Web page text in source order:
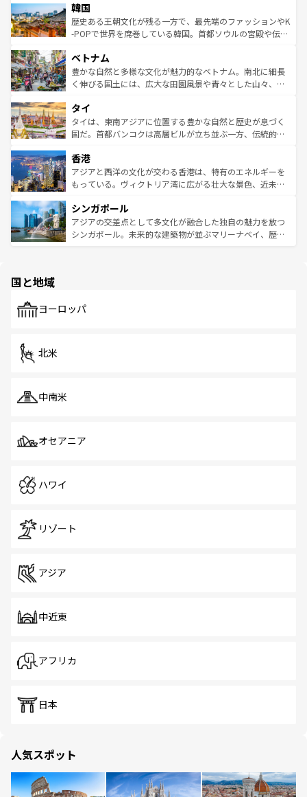
ワイを、存分に味わってほしい。 なお、新着のハワイ情報
はコンテンツ一覧を参照してほしい。
いる。アクティビティも充実しており、サーフィンやダイ
ビング、ハイキングなど、アウトドア好きにはたまらな
い。オーストラリアの多彩な魅力を存分に味わいつくそ
参照してほしい。
ン）、静ひつな山岳地帯である台湾東部など、都市の喧騒
と山間の静けさが共存しており、訪れる人に新しい発見と
驚きをもたらしてくれる。また、奥深い台湾の食文化も魅
容にもいいと評判のスイーツなど、バラエティ豊かな料理
が味わえる。 なお、新着の台湾情報は コンテンツ一覧を参
照してほしい。
韓国
歴史ある王朝文化が残る一方で、最先端のファッションやK
-POPで世界を席巻している韓国。首都ソウルの宮殿や伝統
き、地方に足を延ばせば四季折々の自然美を楽しむことが
できる。そして、キムチや焼肉、絶品のストリートフード
まで、さまざまな韓国料理が待っている。夜には、韓国な
リティに包まれながら、韓国の多彩な魅力を心ゆくまで味
わってみてほしい。 なお、新着の韓国情報はコンテンツ一
覧を参照してほしい。
ベトナム
豊かな自然と多様な文化が魅力的なベトナム。南北に細長
く伸びる国土には、広大な田園風景や青々とした山々、世
急速な発展と共に伝統が息づく。ハノイの古い町並みやホ
ーチミン市のフランス統治時代の建物も、独特の雰囲気を
醸し出している。また、バラエティの豊かさとおいしさで
とつ。フォーやバインミー、ベトナムコーヒーなどは、ぜ
ひ現地で味わいたい。どの地域を訪れてもあたたかい人々
が旅行者を迎えてくれるので、きっと忘れられない旅にな
参照してほしい。
タイ
タイは、東南アジアに位置する豊かな自然と歴史が息づく
国だ。首都バンコクは高層ビルが立ち並ぶ一方、伝統的な
の活気が交差している。北部ではチェンマイなどの山岳地
帯で自然と触れ合い、南部ではプーケットやクラビの美し
いビーチでリゾート気分を楽しむことができる。タイ料理
激する。気候は一年中温暖で、どの季節にも異なる楽しみ
が待っている。親しみやすいタイの人々、仏教を中心とし
た文化、そして多様な観光資源が、訪れる旅人を魅了し続
香港
アジアと西洋の文化が交わる香港は、特有のエネルギーを
もっている。ヴィクトリア湾に広がる壮大な景色、近未来
み、どこを訪れても感動するはず。観光スポットが密集し
ており、効率よく見どころを回れるのも魅力。息をのむよ
うな絶景から文化的な体験まで、香港を存分に楽しみ尽く
シンガポール
アジアの交差点として多文化が融合した独自の魅力を放つ
シンガポール。未来的な建築物が並ぶマリーナベイ、歴史
で、ホーカーズは地元の風情を楽しめる外せないスポット
国と地域
ヨーロッパ
北米
中南米
オセアニア
ハワイ
リゾート
アジア
中近東
アフリカ
日本
人気スポット